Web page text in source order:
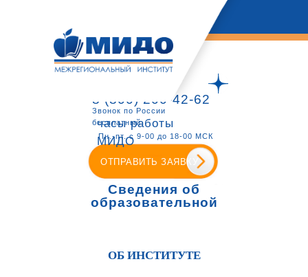
8 (800) 200-42-62
Звонок по России
бесплатный
ОТПРАВИТЬ ЗАЯВКУ
часы работы
МИДО
Пн.-пт. с 9-00 до 18-00 МСК
Сведения об
образовательной
ОБ ИНСТИТУТЕ